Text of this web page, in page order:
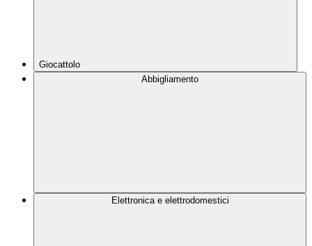
Giocattolo
Abbigliamento
Elettronica e elettrodomestici